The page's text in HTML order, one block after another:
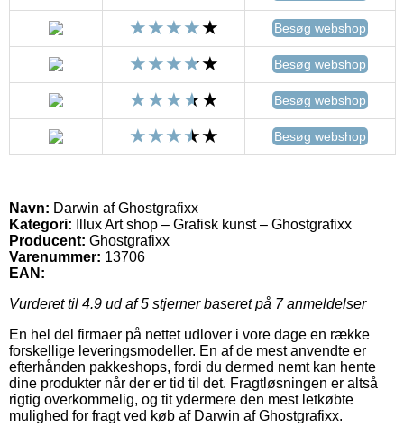
Besøg webshop
Besøg webshop
Besøg webshop
Besøg webshop
Navn: Darwin af Ghostgrafixx
Kategori: Illux Art shop – Grafisk kunst – Ghostgrafixx
Producent: Ghostgrafixx
Varenummer: 13706
EAN:
Vurderet til 4.9 ud af 5 stjerner baseret på 7anmeldelser
En hel del firmaer på nettet udlover i vore dage en række
forskellige leveringsmodeller. En af de mest anvendte er
efterhånden pakkeshops, fordi du dermed nemt kan hente
dine produkter når der er tid til det. Fragtløsningen er altså
rigtig overkommelig, og tit ydermere den mest letkøbte
mulighed for fragt ved køb af Darwin af Ghostgrafixx.